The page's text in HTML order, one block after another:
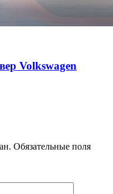
Volkswagen
Обязательные поля